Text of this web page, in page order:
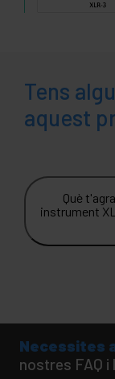
Tens
aquest
Què
instrument
Necessites
nostres FAQ i